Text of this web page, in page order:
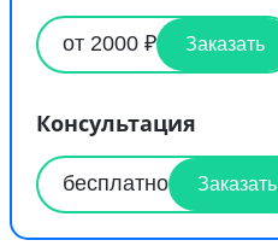
от 2000 ₽ Заказать
Консультация
бесплатно Заказать